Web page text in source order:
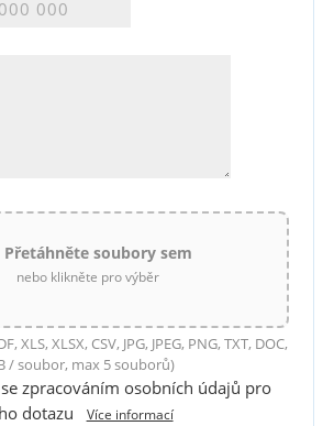
Přetáhněte soubory sem
nebo klikněte pro výběr
XLS, XLSX, CSV, JPG, JPEG, PNG, TXT, DOC,
/ soubor, max 5 souborů)
zpracováním osobních údajů pro
dotazu
Více informací